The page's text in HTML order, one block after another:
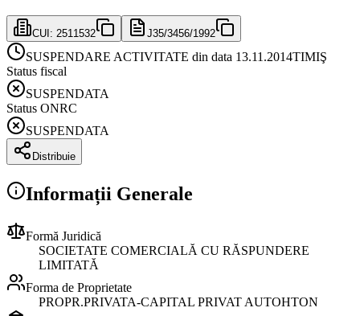
CUI: 2511532 J35/3456/1992
SUSPENDARE ACTIVITATE din data 13.11.2014TIMIŞ
Status fiscal
SUSPENDATA
Status ONRC
SUSPENDATA
Distribuie
Informații Generale
Formă Juridică
SOCIETATE COMERCIALĂ CU RĂSPUNDERE
LIMITATĂ
Forma de Proprietate
PROPR.PRIVATA-CAPITAL PRIVAT AUTOHTON